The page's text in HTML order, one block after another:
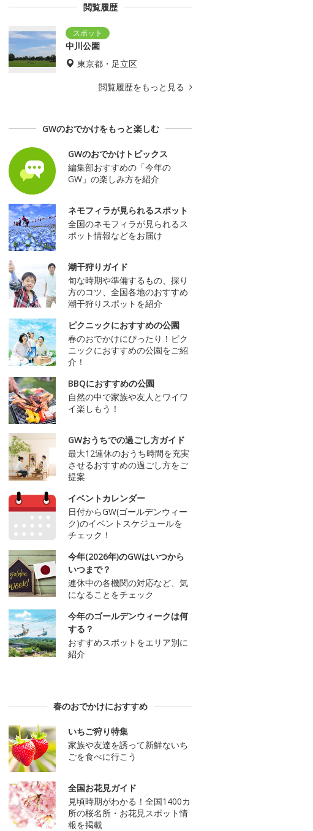
閲覧履歴
中川公園
東京都・足立区
閲覧履歴をもっと見る
GWのおでかけをもっと楽しむ
GWのおでかけトピックス
編集部おすすめの「今年の
GW」の楽しみ方を紹介
ネモフィラが見られるスポット
全国のネモフィラが見られるス
ポット情報などをお届け
潮干狩りガイド
旬な時期や準備するもの、採り
方のコツ、全国各地のおすすめ
潮干狩りスポットを紹介
ピクニックにおすすめの公園
春のおでかけにぴったり！ピク
ニックにおすすめの公園をご紹
介！
BBQにおすすめの公園
自然の中で家族や友人とワイワ
イ楽しもう！
GWおうちでの過ごし方ガイド
最大12連休のおうち時間を充実
させるおすすめの過ごし方をご
提案
イベントカレンダー
日付からGW(ゴールデンウィー
ク)のイベントスケジュールを
チェック！
今年(2026年)のGWはいつから
いつまで？
連休中の各機関の対応など、気
になることをチェック
今年のゴールデンウィークは何
する？
おすすめスポットをエリア別に
紹介
春のおでかけにおすすめ
いちご狩り特集
家族や友達を誘って新鮮ないち
ごを食べに行こう
全国お花見ガイド
見頃時期がわかる！全国1400カ
所の桜名所・お花見スポット情
報を掲載